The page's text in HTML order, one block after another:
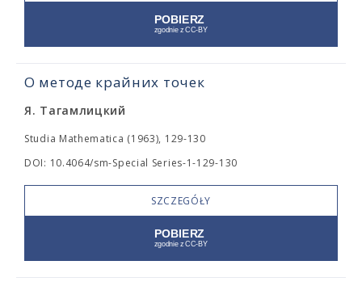
О методе крайних точек
Я. Тагамлицкий
Studia Mathematica (1963), 129-130
DOI: 10.4064/sm-Special Series-1-129-130
SZCZEGÓŁY